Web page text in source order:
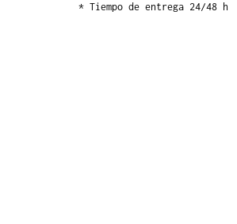
* Tiempo de entrega 24/48 h